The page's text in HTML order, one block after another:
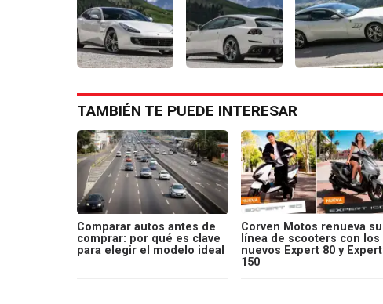
TAMBIÉN TE PUEDE INTERESAR
Comparar autos antes de
comprar: por qué es clave
para elegir el modelo ideal
Corven Motos renueva su
línea de scooters con los
nuevos Expert 80 y Expert
150